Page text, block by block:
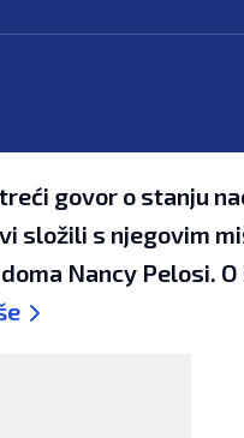
PROMO
VIDEO
govor o stanju
složili s njegovim
Nancy Pelosi.